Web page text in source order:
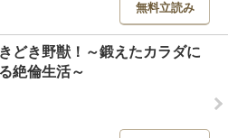
無料立読み
どき野獣！～鍛えたカラダに
絶倫生活～